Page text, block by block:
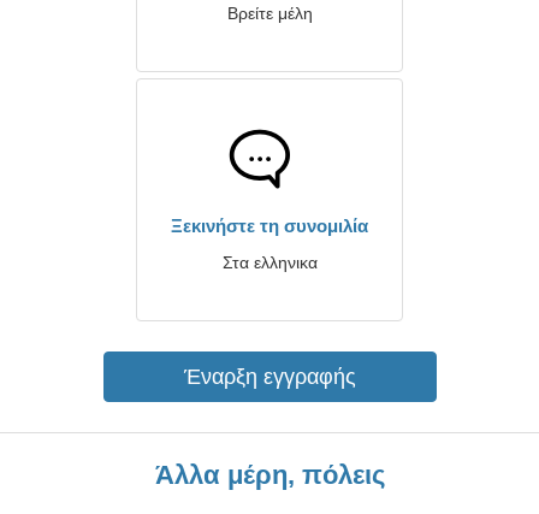
Βρείτε μέλη
Ξεκινήστε τη συνομιλία
Στα ελληνικα
Έναρξη εγγραφής
Άλλα μέρη, πόλεις